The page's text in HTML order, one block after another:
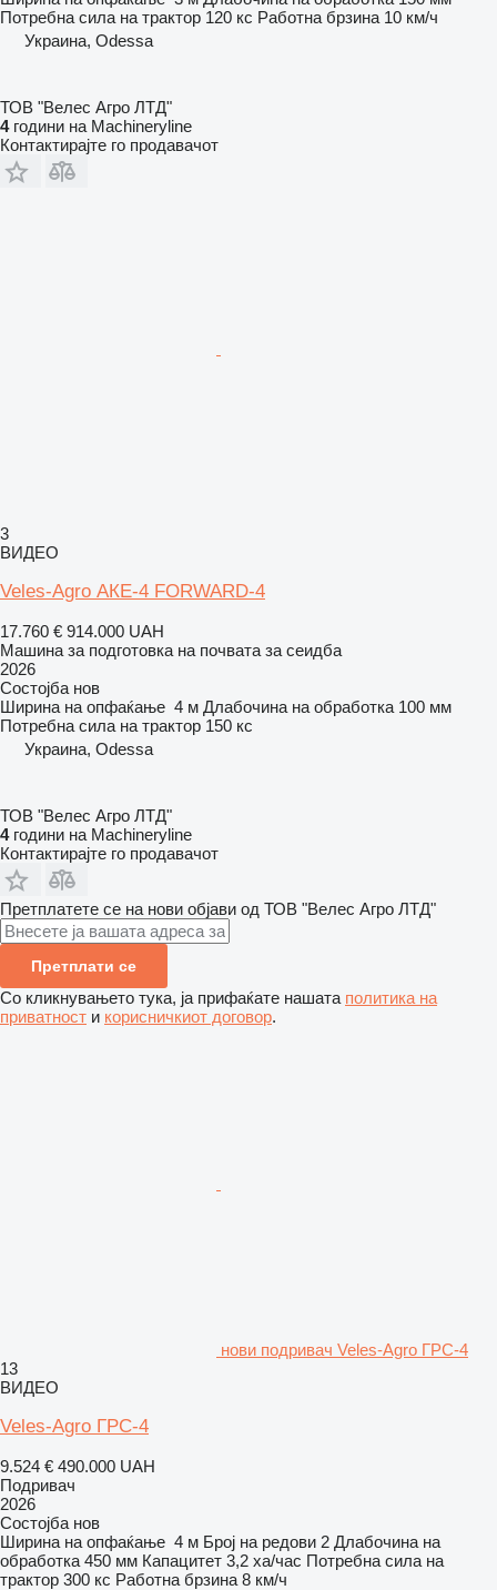
Потребна сила на трактор 120 кс Работна брзина 10 км/ч
Украина, Odessa
ТОВ "Велес Агро ЛТД"
4години на Machineryline
Контактирајте го продавачот
3
ВИДЕО
Veles-Agro АКЕ-4 FORWARD-4
17.760 € 914.000 UAH
Машина за подготовка на почвата за сеидба
2026
Состојба нов
Ширина на опфаќање 4 м Длабочина на обработка 100 мм
Потребна сила на трактор 150 кс
Украина, Odessa
ТОВ "Велес Агро ЛТД"
4години на Machineryline
Контактирајте го продавачот
Претплатете се на нови објави од ТОВ "Велес Агро ЛТД"
Претплати се
Со кликнувањето тука, ја прифаќате нашата политика на
приватност и корисничкиот договор.
нови подривач Veles-Agro ГРС-4
13
ВИДЕО
Veles-Agro ГРС-4
9.524 € 490.000 UAH
Подривач
2026
Состојба нов
Ширина на опфаќање 4 м Број на редови 2 Длабочина на
обработка 450 мм Капацитет 3,2 ха/час Потребна сила на
трактор 300 кс Работна брзина 8 км/ч